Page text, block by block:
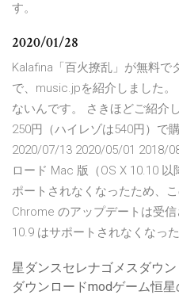
す。
2020/01/28
Kalafina「百火撩乱」が無料で
で、music.jpを紹介しました
ないんです。 さきほどご紹介
250円（ハイレゾは540円）で
2020/07/13 2020/05/01 2018/
ロード Mac 版（OS X 10.10
ポートされなくなったため、
Chrome のアップデートは受
10.9 はサポートされなくなった
星ダンスセレナゴメスダウ
ダウンロードmodゲーム恒星